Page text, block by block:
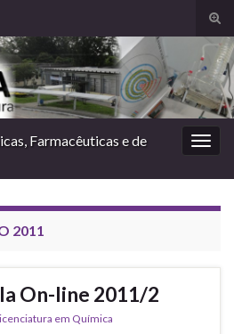
de
Farmacêuticas e de
2011
On-line 2011/2
em Química